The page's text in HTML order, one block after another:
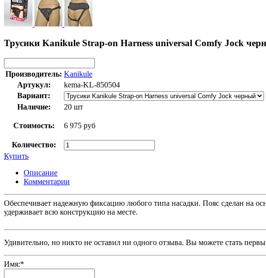
Трусики Kanikule Strap-on Harness universal Comfy Jock
Производитель: Kanikule
Артукул:
kema-KL-850504
Вариант:
Наличие:
20 шт
Стоимость: 6 975 руб
Количество:
Купить
Описание
Комментарии
Обеспечивает надежную фиксацию любого типа насадки. Пояс сделан на
удерживает всю конструкцию на месте.
Удивительно, но никто не оставил ни одного отзыва. Вы можете стать
Имя:*